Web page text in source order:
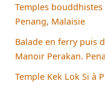
Temples
Penang, Malaisie
Balade en ferry puis
Manoir Perakan.
Temple Kek Lok Si à